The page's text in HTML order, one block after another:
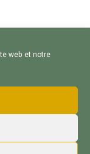
web et notre
2019 @